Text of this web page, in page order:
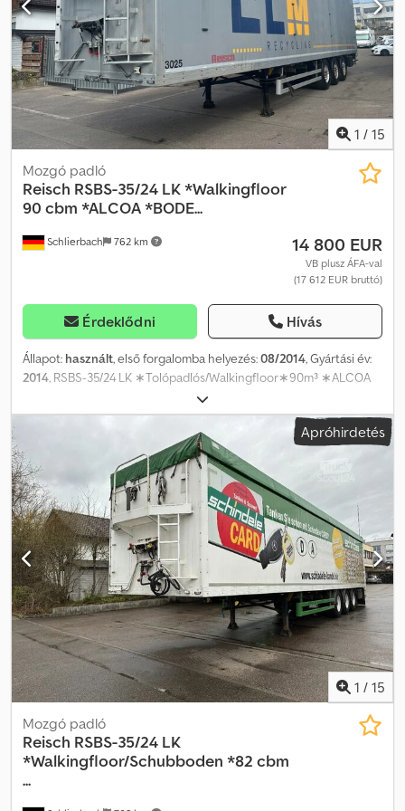
1 / 15
Schlierbach 762 km
Mozgó padló
Reisch RSBS-35/24 LK *Walkingfloor
90 cbm *ALCOA *BODE...
14 800 EUR
VB plusz ÁFA-val
(17 612 EUR bruttó)
Érdeklődni Hívás
Állapot: használt, első forgalomba helyezés:08/2014, Gyártási év:
2014, RSBS-35/24 LK ∗Tolópadlós/Walkingfloor∗90m³ ∗ALCOA
∗KIVÁLÓ PADLÓÁLLAPOT! PADLÓ: NAGYON JÓ ÁLLAPOTBAN!
Felépítmény: Teljes alumínium Váz: Acél Térfogat: 90 m³ Hátsó
portálajtók 3 x SAF tengely Légrugós Emelt tengely
Emelő-/süllyesztőberendezés Tárcsafékek Dobogó Guruló
ponyva ALU tolófal Hidraulikus reteszelés WABCO - Smartboard
ABS ALCOA felnik Abroncsok: 385/65 R 22.5 Profilmélység: 17/13
10/10 6/6 mm Megengedett össztömeg: 35.000 kg Saját tömeg:
8.200 kg Teljes hossz: 14.050 mm Dcodszb Ix Nepfx Agusk Belső
méretek: 13.370 x 2.470 x 2.720 mm (HxSzxM) - Német félpótkocsi! -
1. tulajdonos - Műszaki vizsga: kérésre és felár ellenében új! A
tévedés és az időközbeni értékesítés jogát fenntartjuk!
Apróhirdetés
1 / 15
Mozgó padló
Reisch RSBS-35/24 LK
*Walkingfloor/Schubboden *82 cbm
...